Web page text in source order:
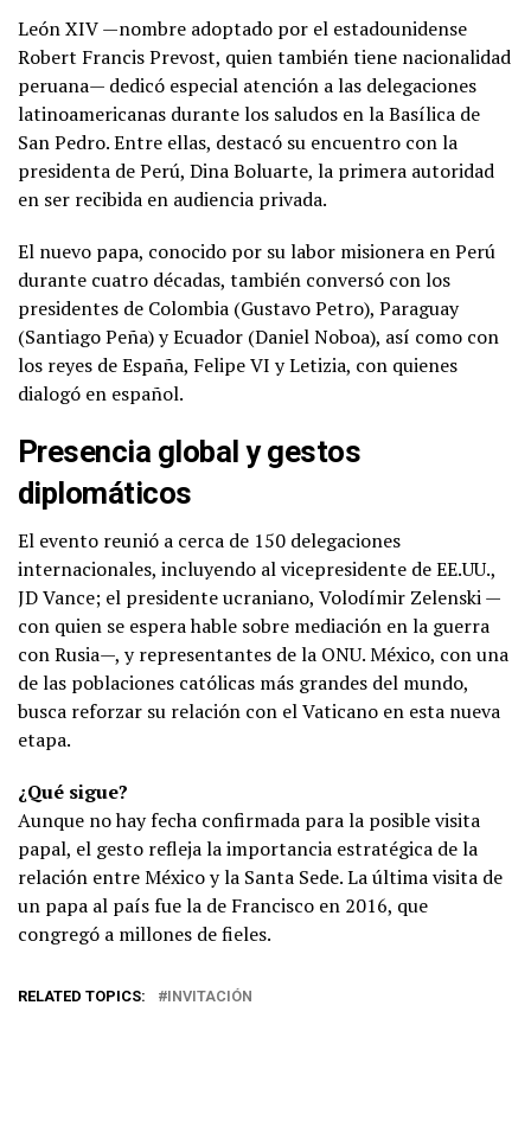
León XIV —nombre adoptado por el estadounidense
Robert Francis Prevost, quien también tiene nacionalidad
peruana— dedicó especial atención a las delegaciones
latinoamericanas durante los saludos en la Basílica de
San Pedro. Entre ellas, destacó su encuentro con la
presidenta de Perú, Dina Boluarte, la primera autoridad
en ser recibida en audiencia privada.
El nuevo papa, conocido por su labor misionera en Perú
durante cuatro décadas, también conversó con los
presidentes de Colombia (Gustavo Petro), Paraguay
(Santiago Peña) y Ecuador (Daniel Noboa), así como con
los reyes de España, Felipe VI y Letizia, con quienes
dialogó en español.
Presencia global y gestos
diplomáticos
El evento reunió a cerca de 150 delegaciones
internacionales, incluyendo al vicepresidente de EE.UU.,
JD Vance; el presidente ucraniano, Volodímir Zelenski —
con quien se espera hable sobre mediación en la guerra
con Rusia—, y representantes de la ONU. México, con una
de las poblaciones católicas más grandes del mundo,
busca reforzar su relación con el Vaticano en esta nueva
etapa.
¿Qué sigue?
Aunque no hay fecha confirmada para la posible visita
papal, el gesto refleja la importancia estratégica de la
relación entre México y la Santa Sede. La última visita de
un papa al país fue la de Francisco en 2016, que
congregó a millones de fieles.
RELATED TOPICS: INVITACIÓN